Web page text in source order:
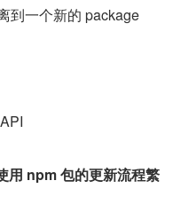
到一个新的 package
用 npm 包的更新流程繁